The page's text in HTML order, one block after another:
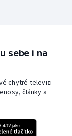
sebe i na
chytré televizi
články a